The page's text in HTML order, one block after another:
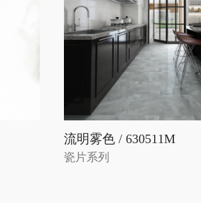
流明雾色 / 630511M
瓷片系列